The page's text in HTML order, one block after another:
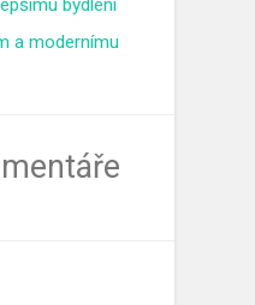
bydlení
a modernímu